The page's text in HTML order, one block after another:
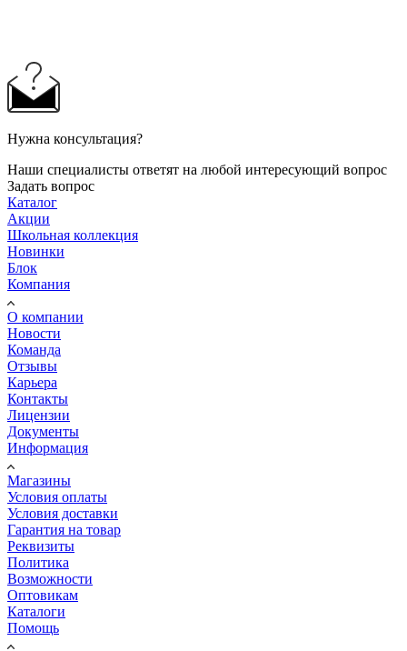
Нужна консультация?
Наши специалисты ответят на любой интересующий вопрос
Задать вопрос
Каталог
Акции
Школьная коллекция
Новинки
Блок
Компания
О компании
Новости
Команда
Отзывы
Карьера
Контакты
Лицензии
Документы
Информация
Магазины
Условия оплаты
Условия доставки
Гарантия на товар
Реквизиты
Политика
Возможности
Оптовикам
Каталоги
Помощь